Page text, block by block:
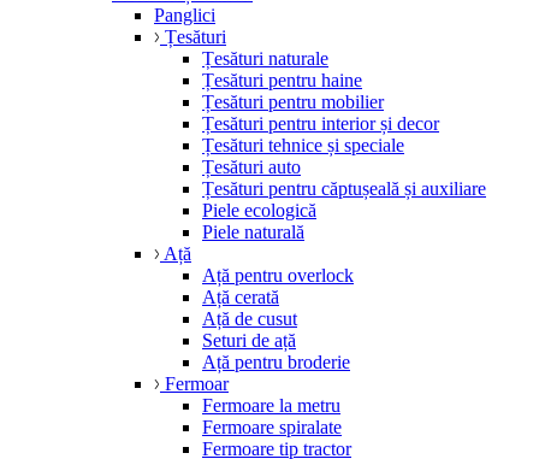
Panglici
Țesături
Țesături naturale
Țesături pentru haine
Țesături pentru mobilier
Țesături pentru interior și decor
Țesături tehnice și speciale
Țesături auto
Țesături pentru căptușeală și auxiliare
Piele ecologică
Piele naturală
Ață
Ață pentru overlock
Ață cerată
Ață de cusut
Seturi de ață
Ață pentru broderie
Fermoar
Fermoare la metru
Fermoare spiralate
Fermoare tip tractor